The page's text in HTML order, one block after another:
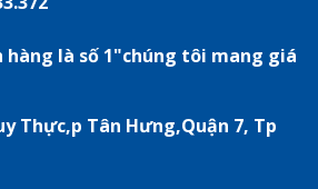
hàng là số 1"chúng tôi mang giá
Thực,p Tân Hưng,Quận 7, Tp